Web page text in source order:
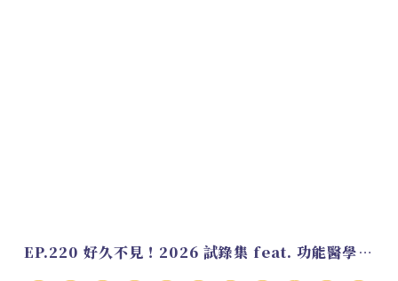
EP.220 好久不見！2026 試錄集 feat. 功能醫學營養師 美寶